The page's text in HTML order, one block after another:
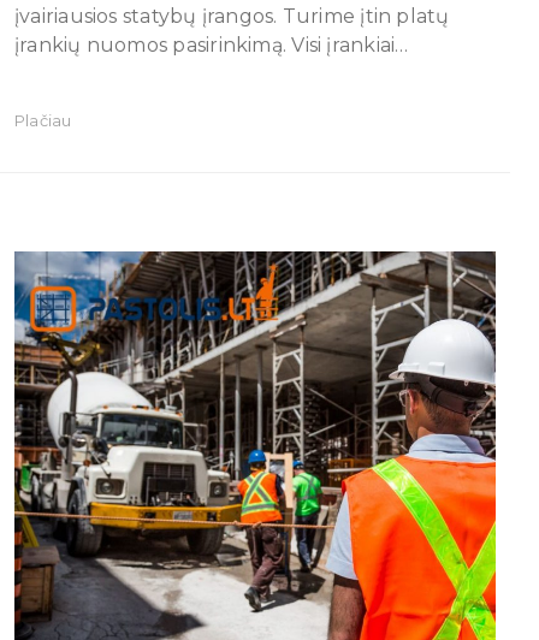
įvairiausios statybų įrangos. Turime įtin platų
įrankių nuomos pasirinkimą. Visi įrankiai…
Plačiau